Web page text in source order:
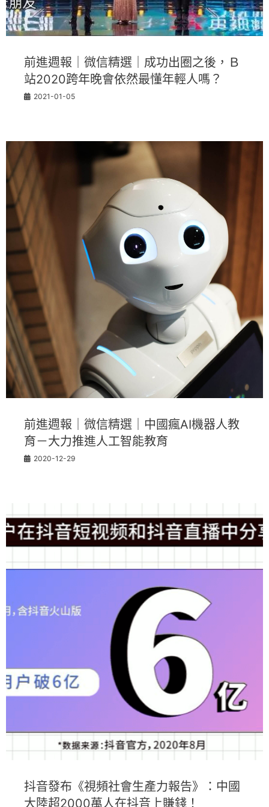
前進週報｜微信精選｜成功出圈之後，Ｂ
站2020跨年晚會依然最懂年輕人嗎？
2021-01-05
前進週報｜微信精選｜中國瘋AI機器人教
育－大力推進人工智能教育
2020-12-29
抖音發布《視頻社會生產力報告》：中國
大陸超2000萬人在抖音上賺錢！